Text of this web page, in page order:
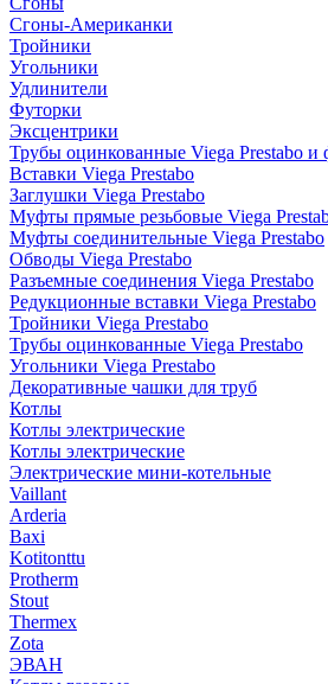
Сгоны-Американки
Тройники
Угольники
Удлинители
Футорки
Эксцентрики
Трубы оцинкованные Viega Prestabo и
Вставки Viega Prestabo
Заглушки Viega Prestabo
Муфты прямые резьбовые Viega
Муфты соединительные Viega Prestabo
Обводы Viega Prestabo
Разъемные соединения Viega Prestabo
Редукционные вставки Viega Prestabo
Тройники Viega Prestabo
Трубы оцинкованные Viega Prestabo
Угольники Viega Prestabo
Декоративные чашки для труб
Котлы
Котлы электрические
Котлы электрические
Электрические мини-котельные
Vaillant
Arderia
Baxi
Kotitonttu
Protherm
Stout
Thermex
Zota
ЭВАН